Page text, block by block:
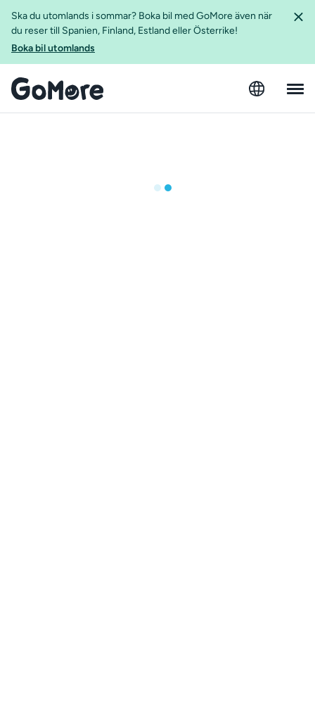
Ska du utomlands i sommar? Boka bil med GoMore även när
du reser till Spanien, Finland, Estland eller Österrike!
Boka bil utomlands